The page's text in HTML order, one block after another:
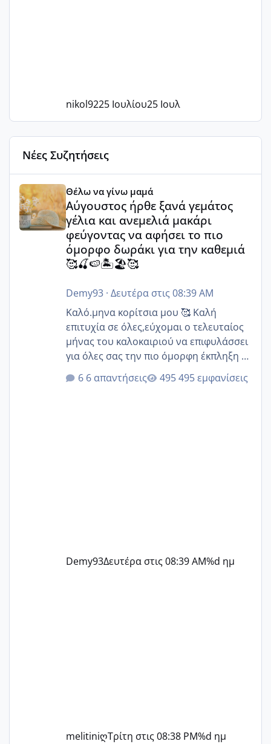
nikol9225 Ιουλίου25 Ιουλ
Νέες Συζητήσεις
Αύγουστος ήρθε ξανά γεμάτος γέλια και ανεμελιά
Θέλω να γίνω μαμά
Αύγουστος ήρθε ξανά γεμάτος
γέλια και ανεμελιά μακάρι
φεύγοντας να αφήσει το πιο
όμορφο δωράκι για την καθεμιά
🥰🍒🍉🏝️🏖️🥰
Demy93· Δευτέρα στις 08:39 AM
Καλό.μηνα κορίτσια μου 🥰 Καλή
επιτυχία σε όλες,εύχομαι ο τελευταίος
μήνας του καλοκαιριού να επιφυλάσσει
για όλες σας την πιο όμορφη έκπληξη 🧿
@Elk @Melikara86 @Παρασκευαιδου
@Zenia z @melitiniღ @Christi.D.
6 απαντήσεις 495 εμφανίσεις
Demy93Δευτέρα στις 08:39 AM%d ημ
melitiniღΤρίτη στις 08:38 PM%d ημ